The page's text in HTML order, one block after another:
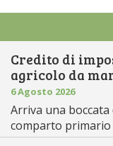
Credito di
agricolo da
6 Agosto 2026
Arriva una
comparto primario